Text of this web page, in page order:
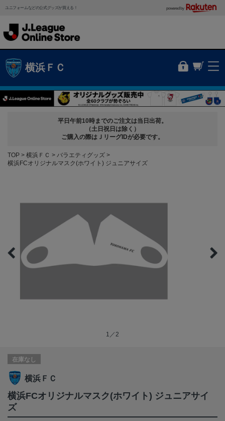
ユニフォームなどの公式グッズが買える！ powered by
横浜ＦＣ
平日午前10時までのご注文は当日出荷。
（土日祝日は除く）
ご購入の際はＪリーグIDが必要です。
TOP 横浜ＦＣ
バラエティグッズ
横浜FCオリジナルマスク(ホワイト) ジュニアサイズ
1／2
在庫なし
横浜ＦＣ
横浜FCオリジナルマスク(ホワイト) ジュニアサイ
ズ